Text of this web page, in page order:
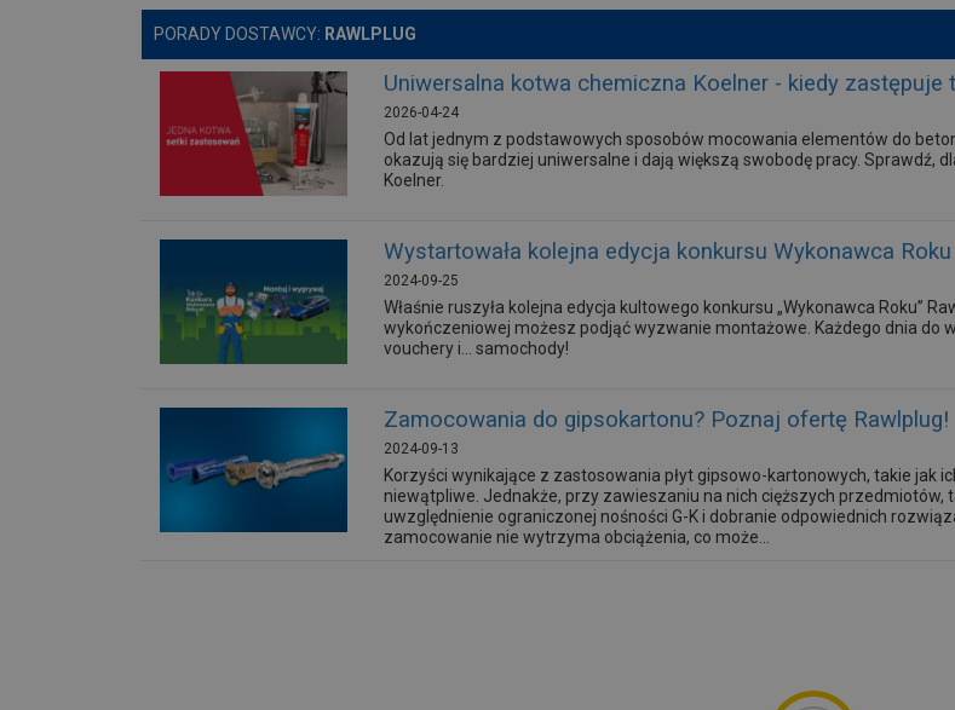
PORADY DOSTAWCY: RAWLPLUG
Uniwersalna kotwa chemiczna Koelner - kiedy
2026-04-24
Od lat jednym z podstawowych sposobów mocowania elementów do
okazują się bardziej uniwersalne i dają większą swobodę pracy. Sprawdź,
Koelner.
Wystartowała kolejna edycja konkursu Wykonawca
2024-09-25
Właśnie ruszyła kolejna edycja kultowego konkursu „Wykonawca Roku”
wykończeniowej możesz podjąć wyzwanie montażowe. Każdego dnia do
vouchery i... samochody!
Zamocowania do gipsokartonu? Poznaj ofertę Rawlplug!
2024-09-13
Korzyści wynikające z zastosowania płyt gipsowo-kartonowych, takie jak
niewątpliwe. Jednakże, przy zawieszaniu na nich cięższych przedmiotów,
uwzględnienie ograniczonej nośności G-K i dobranie odpowiednich
zamocowanie nie wytrzyma obciążenia, co może...